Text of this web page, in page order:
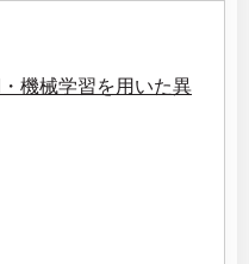
機械学習を用いた異